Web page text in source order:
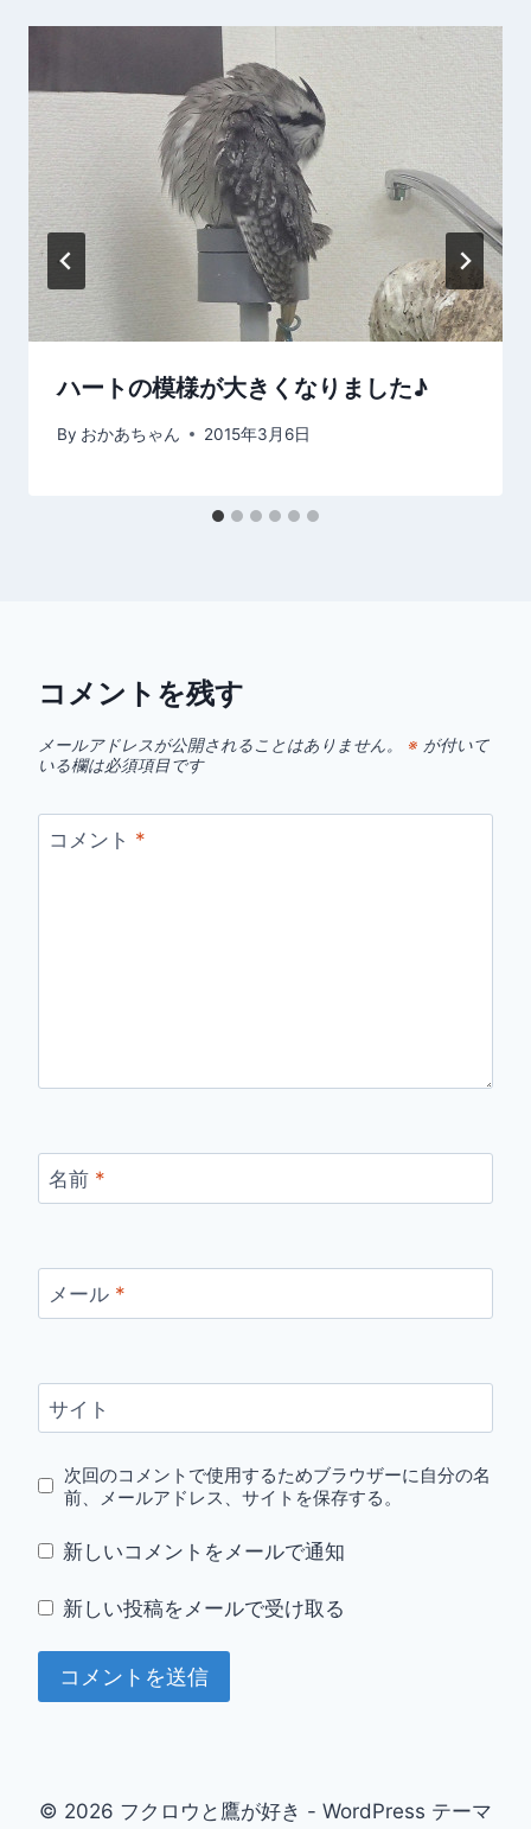
ン
ハートの模様が大きくなりました♪
By おかあちゃん 2015年3月6日
コメントを残す
メールアドレスが公開されることはありません。 ※ が付いて
いる欄は必須項目です
コメント *
名前 *
メール *
サイト
次回のコメントで使用するためブラウザーに自分の名
前、メールアドレス、サイトを保存する。
新しいコメントをメールで通知
新しい投稿をメールで受け取る
© 2026 フクロウと鷹が好き - WordPress テーマ